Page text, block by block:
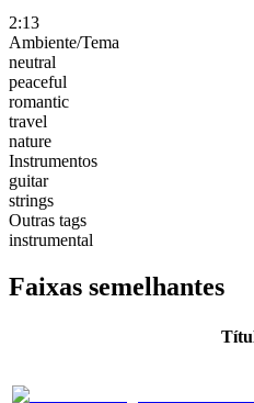
2:13
Ambiente/Tema
neutral
peaceful
romantic
travel
nature
Instrumentos
guitar
strings
Outras tags
instrumental
Faixas semelhantes